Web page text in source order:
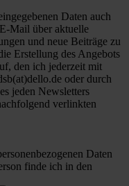
Daten auch
Mail über aktuelle
und neue Beiträge zu
Erstellung des Angebots
den ich jederzeit mit
oder durch
jeden Newsletters
verlinkten
Daten
finde ich in den